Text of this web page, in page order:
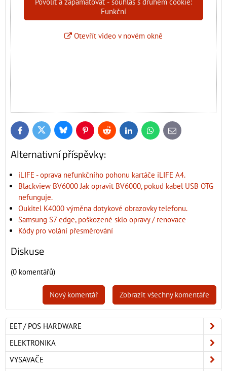
Funkční
Otevřít video v novém okně
FacebookTwitter BlueskyPinterestReddit LinkedInWhatsApp
E-
mail
Alternativní příspěvky:
iLIFE - oprava nefunkčního pohonu kartáče iLIFE A4.
Blackview BV6000 Jak opravit BV6000, pokud kabel USB OTG
nefunguje.
Oukitel K4000 výměna dotykové obrazovky telefonu.
Samsung S7 edge, poškozené sklo opravy / renovace
Kódy pro volání přesměrování
Diskuse
(0 komentářů)
Zobrazit všechny komentáře
Nový komentář
EET / POS HARDWARE
ELEKTRONIKA
VYSAVAČE